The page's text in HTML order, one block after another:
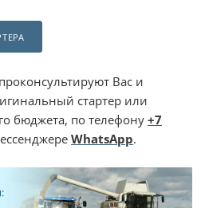
Вас и
стартер или
бюджета, по телефону +7
WhatsApp.